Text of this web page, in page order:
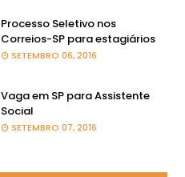
Processo Seletivo nos
Correios-SP para estagiários
SETEMBRO 06, 2016
Vaga em SP para Assistente
Social
SETEMBRO 07, 2016